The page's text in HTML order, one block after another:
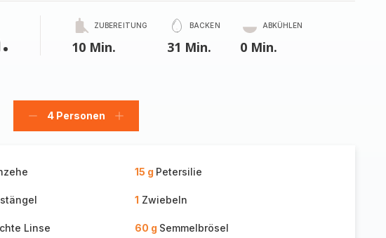
ZUBEREITUNG
10 Min.
BACKEN
31 Min.
ABKÜHLEN
0 Min.
Personen
4 Personen
Personen
15 g Petersilie
1 Zwiebeln
Linse 60 g Semmelbrösel